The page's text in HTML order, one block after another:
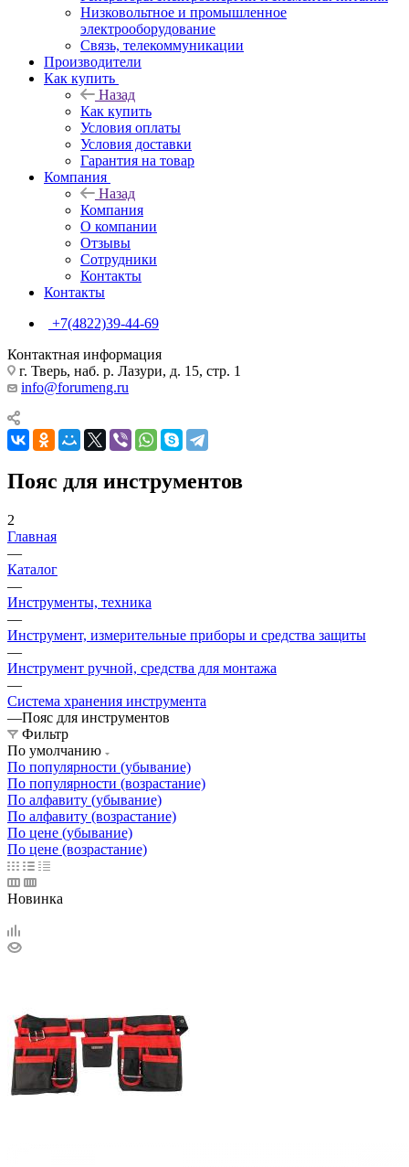
Низковольтное и промышленное
электрооборудование
Связь, телекоммуникации
Производители
Как купить
Назад
Как купить
Условия оплаты
Условия доставки
Гарантия на товар
Компания
Назад
Компания
О компании
Отзывы
Сотрудники
Контакты
Контакты
+7(4822)39-44-69
Контактная информация
г. Тверь, наб. р. Лазури, д. 15, стр. 1
info@forumeng.ru
Пояс для инструментов
2
Главная
—
Каталог
—
Инструменты, техника
—
Инструмент, измерительные приборы и средства защиты
—
Инструмент ручной, средства для монтажа
—
Система хранения инструмента
—Пояс для инструментов
Фильтр
По умолчанию
По популярности (убывание)
По популярности (возрастание)
По алфавиту (убывание)
По алфавиту (возрастание)
По цене (убывание)
По цене (возрастание)
Новинка